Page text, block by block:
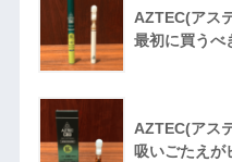
AZTEC(アス
最初に買うべ
AZTEC(アス
吸いごたえが